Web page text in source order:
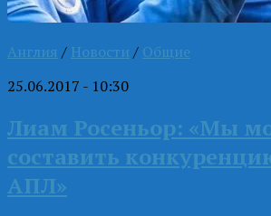
Англия / Новости / Общие
25.06.2017 - 10:30
Лиам Росеньор: «Мы
составить
АПЛ»